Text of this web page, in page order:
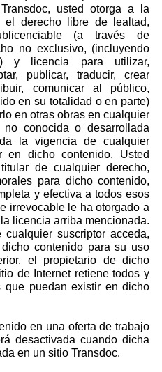
usted otorga a la
derecho libre de lealtad,
(a través de
no exclusivo, (incluyendo
y licencia para utilizar,
publicar, traducir, crear
comunicar al público,
en su totalidad o en parte)
en otras obras en cualquier
conocida o desarrollada
la vigencia de cualquier
en dicho contenido. Usted
de cualquier derecho,
para dicho contenido,
y efectiva a todos esos
irrevocable le ha otorgado a
licencia arriba mencionada.
suscriptor acceda,
contenido para su uso
el propietario de dicho
de Internet retiene todos y
que puedan existir en dicho
en una oferta de trabajo
desactivada cuando dicha
en un sitio Transdoc.